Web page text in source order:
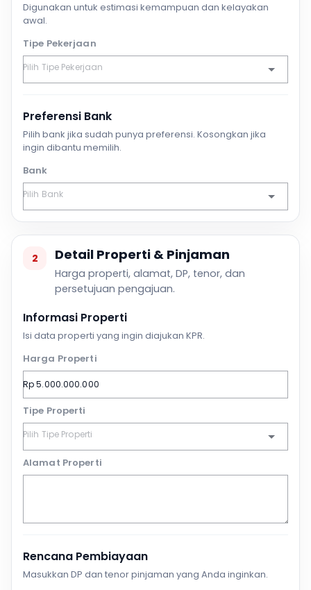
Digunakan untuk estimasi kemampuan dan kelayakan
awal.
Tipe Pekerjaan
Preferensi Bank
Pilih bank jika sudah punya preferensi. Kosongkan jika
ingin dibantu memilih.
Bank
2 Detail Properti & Pinjaman
Harga properti, alamat, DP, tenor, dan
persetujuan pengajuan.
Informasi Properti
Isi data properti yang ingin diajukan KPR.
Harga Properti
Tipe Properti
Alamat Properti
Rencana Pembiayaan
Masukkan DP dan tenor pinjaman yang Anda inginkan.